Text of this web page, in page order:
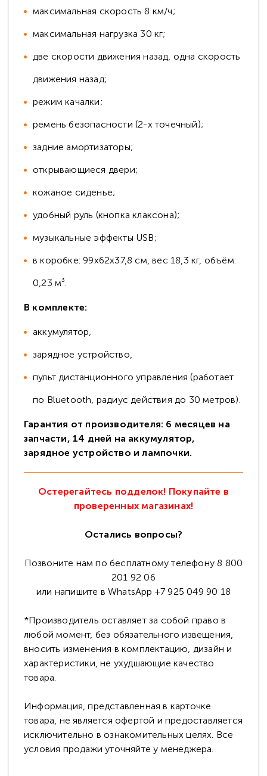
максимальная скорость 8 км/ч;
максимальная нагрузка 30 кг;
две скорости движения назад, одна скорость
движения назад;
режим качалки;
ремень безопасности (2-х точечный);
задние амортизаторы;
открывающиеся двери;
кожаное сиденье;
удобный руль (кнопка клаксона);
музыкальные эффекты USB;
в коробке: 99x62x37,8 см, вес 18,3 кг, объём:
0,23 м³.
В комплекте:
аккумулятор,
зарядное устройство,
пульт дистанционного управления (работает
по Bluetooth, радиус действия до 30 метров).
Гарантия от производителя: 6 месяцев на
запчасти, 14 дней на аккумулятор,
зарядное устройство и лампочки.
Остерегайтесь подделок! Покупайте в
проверенных магазинах!
Остались вопросы?
Позвоните нам по бесплатному телефону 8 800
201 92 06
или напишите в WhatsApp +7 925 049 90 18
*Производитель оставляет за собой право в
любой момент, без обязательного извещения,
вносить изменения в комплектацию, дизайн и
характеристики, не ухудшающие качество
товара.
Информация, представленная в карточке
товара, не является офертой и предоставляется
исключительно в ознакомительных целях. Все
условия продажи уточняйте у менеджера.